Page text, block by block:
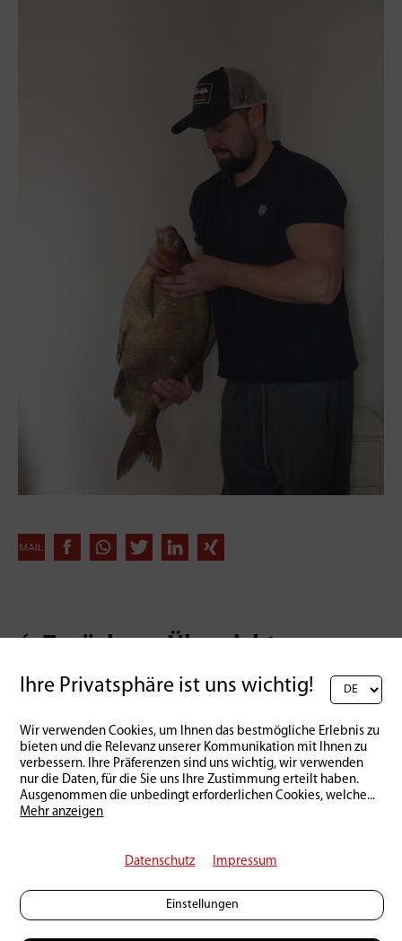
Zurück zur Übersicht
Ihre Privatsphäre ist uns wichtig!
Wir verwenden Cookies, um Ihnen das bestmögliche Erlebnis zu
bieten und die Relevanz unserer Kommunikation mit Ihnen zu
verbessern. Ihre Präferenzen sind uns wichtig, wir verwenden
nur die Daten, für die Sie uns Ihre Zustimmung erteilt haben.
Ausgenommen die unbedingt erforderlichen Cookies, welche...
Mehr anzeigen
Datenschutz Impressum
Einstellungen